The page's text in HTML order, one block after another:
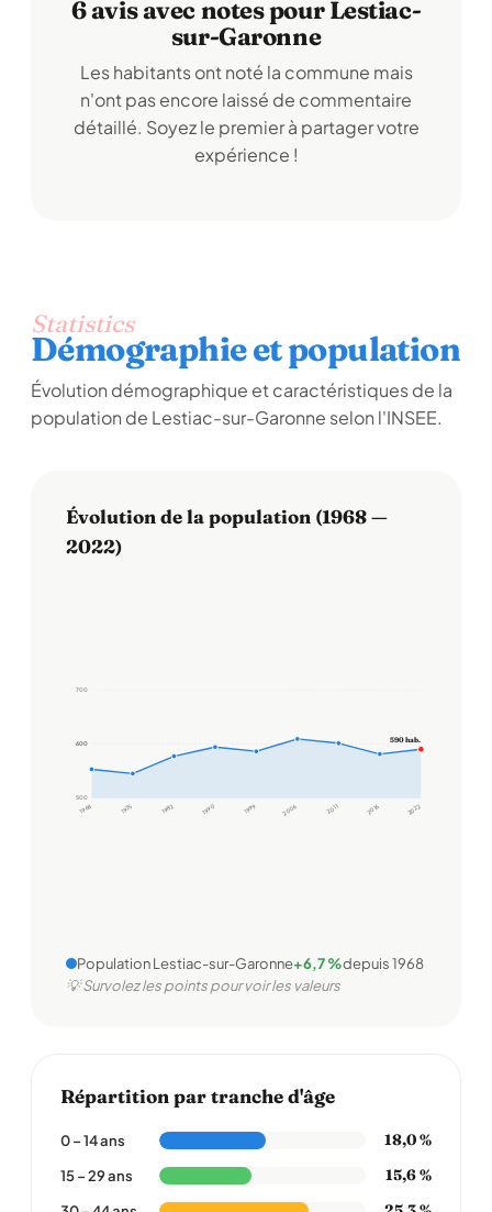
6 avis avec notes pour Lestiac-
sur-Garonne
Les habitants ont noté la commune mais
n'ont pas encore laissé de commentaire
détaillé. Soyez le premier à partager votre
expérience !
Statistics
Démographie et population
Évolution démographique et caractéristiques de la
population de Lestiac-sur-Garonne selon l'INSEE.
Évolution de la population (1968 —
2022)
500
600
600
700
1968 1975 1982 1990 1999 2006 2011 2016 2022
590 hab.
Population Lestiac-sur-Garonne+6,7 %depuis 1968
💡 Survolez les points pour voir les valeurs
Répartition par tranche d'âge
0 – 14 ans 18,0 %
15 – 29 ans 15,6 %